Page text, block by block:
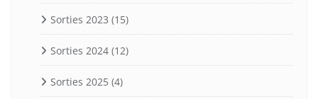
Sorties 2023 (15)
Sorties 2024 (12)
Sorties 2025 (4)